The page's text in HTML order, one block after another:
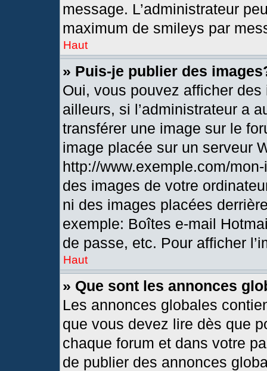
message. L’administrateur
maximum de smileys par
Haut
» Puis-je publier des
Oui, vous pouvez afficher
ailleurs, si l’administrateur a
transférer une image sur le
image placée sur un serveur
http://www.exemple.com/
des images de votre
ni des images placées
exemple: Boîtes e-mail
de passe, etc. Pour afficher
Haut
» Que sont les annonces
Les annonces globales
que vous devez lire dès que
chaque forum et dans votre
de publier des annonces